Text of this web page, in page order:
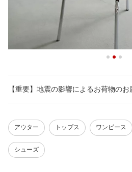
【重要】地震の影響によるお荷物の
アウター トップス ワンピース
シューズ